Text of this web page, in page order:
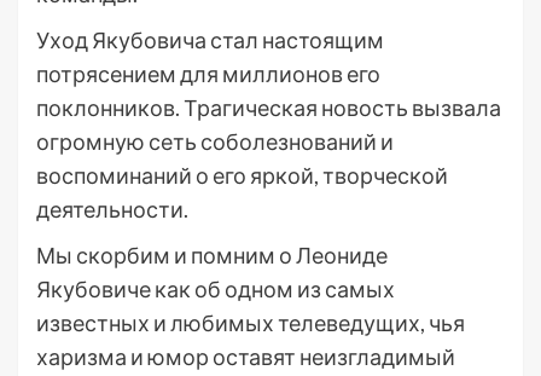
Уход Якубовича стал настоящим
потрясением для миллионов его
поклонников. Трагическая новость вызвала
огромную сеть соболезнований и
воспоминаний о его яркой, творческой
деятельности.
Мы скорбим и помним о Леониде
Якубовиче как об одном из самых
известных и любимых телеведущих, чья
харизма и юмор оставят неизгладимый